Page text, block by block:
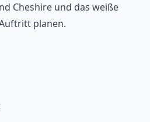
Cheshire und das weiße
planen.